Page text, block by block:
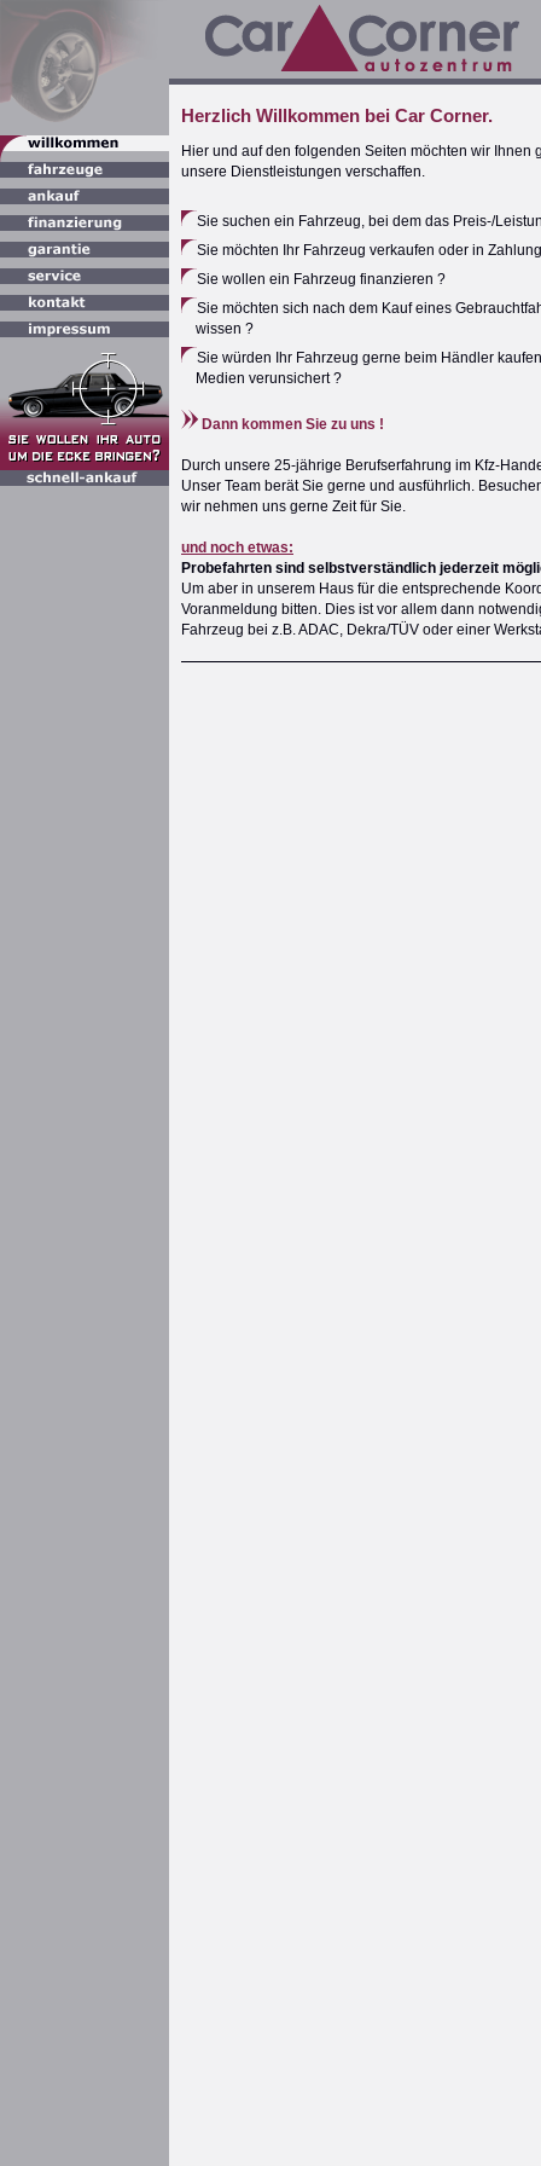
Herzlich Willkommen bei Car Corner.
Hier und auf den folgenden Seiten möchten wir
unsere Dienstleistungen verschaffen.
Sie suchen ein Fahrzeug, bei dem das Preis-/
Sie möchten Ihr Fahrzeug verkaufen oder in
Sie wollen ein Fahrzeug finanzieren ?
Sie möchten sich nach dem Kauf eines
wissen ?
Sie würden Ihr Fahrzeug gerne beim Händler
Medien verunsichert ?
Dann kommen Sie zu uns !
Durch unsere 25-jährige Berufserfahrung im Kfz-
Unser Team berät Sie gerne und ausführlich.
wir nehmen uns gerne Zeit für Sie.
und noch etwas:
Probefahrten sind selbstverständlich jederzeit
Um aber in unserem Haus für die entsprechende
Voranmeldung bitten. Dies ist vor allem dann
Fahrzeug bei z.B. ADAC, Dekra/TÜV oder einer